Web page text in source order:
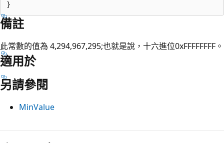
備註
此常數的值為 4,294,967,295;也就是說，十六進位0xFFFFFFFF。
適用於
另請參閱
MinValue
閱